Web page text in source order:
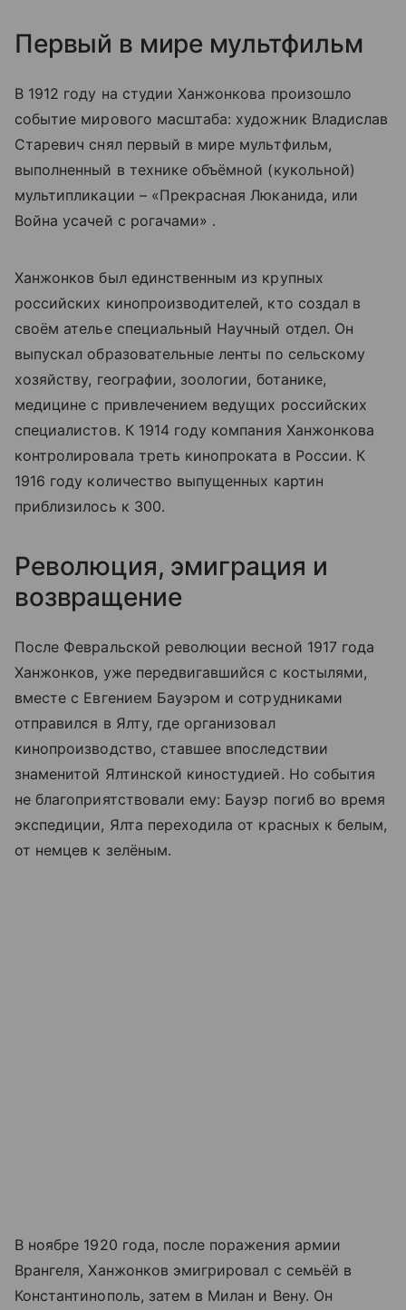
Первый в мире мультфильм
В 1912 году на студии Ханжонкова произошло
событие мирового масштаба: художник Владислав
Старевич снял первый в мире мультфильм,
выполненный в технике объёмной (кукольной)
мультипликации – «Прекрасная Люканида, или
Война усачей с рогачами» .
Ханжонков был единственным из крупных
российских кинопроизводителей, кто создал в
своём ателье специальный Научный отдел. Он
выпускал образовательные ленты по сельскому
хозяйству, географии, зоологии, ботанике,
медицине с привлечением ведущих российских
специалистов. К 1914 году компания Ханжонкова
контролировала треть кинопроката в России. К
1916 году количество выпущенных картин
приблизилось к 300.
Революция, эмиграция и
возвращение
После Февральской революции весной 1917 года
Ханжонков, уже передвигавшийся с костылями,
вместе с Евгением Бауэром и сотрудниками
отправился в Ялту, где организовал
кинопроизводство, ставшее впоследствии
знаменитой Ялтинской киностудией. Но события
не благоприятствовали ему: Бауэр погиб во время
экспедиции, Ялта переходила от красных к белым,
от немцев к зелёным.
В ноябре 1920 года, после поражения армии
Врангеля, Ханжонков эмигрировал с семьёй в
Константинополь, затем в Милан и Вену. Он